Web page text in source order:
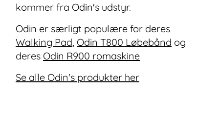
kommer fra Odin's udstyr.
Odin er særligt populære for deres
Walking Pad, Odin T800 Løbebånd og
deres Odin R900 romaskine
Se alle Odin's produkter her